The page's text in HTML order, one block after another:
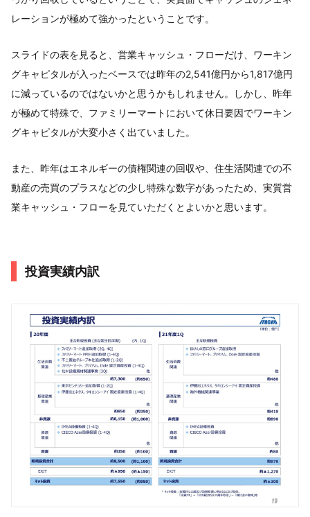
レーションが極めて強かったということです。
スライドの表を見ると、営業キャッシュ・フローだけ、ワーキン
グキャピタルが入ったベースでは昨年の2,541億円から1,817億円
に減っているのではないかと思うかもしれません。しかし、昨年
が極めて特殊で、ファミリーマートにおいて休日要因でワーキン
グキャピタルが大変小さく出ていました。
また、昨年はエネルギーの債権関連の回収や、住生活関連での不
動産の売買のプラスなどの少し特殊な数字があったため、実質営
業キャッシュ・フローを見ていただくとよいかと思います。
投資実績内訳